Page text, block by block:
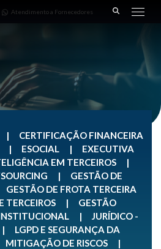
Atendimento a Fornecedores
|
CERTIFICAÇÃO FINANCEIRA
| ESOCIAL |
EXECUTIVA
EM TERCEIROS
|
|
GESTÃO DE
GESTÃO DE FROTA TERCEIRA
TERCEIROS |
GESTÃO
|
JURÍDICO -
|
LGPD E SEGURANÇA DA
MITIGAÇÃO DE RISCOS
|